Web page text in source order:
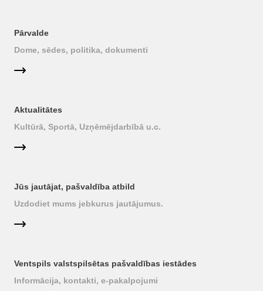
Pārvalde
Dome, sēdes, politika, dokumenti
Aktualitātes
Kultūrā, Sportā, Uzņēmējdarbībā u.c.
Jūs jautājat, pašvaldība atbild
Uzdodiet mums jebkurus jautājumus.
Ventspils valstspilsētas pašvaldības iestādes
Informācija, kontakti, e-pakalpojumi